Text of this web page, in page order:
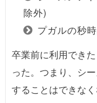
除外)
プガルの秒
卒業前に利用でき
った。つまり、シ
することはできなく